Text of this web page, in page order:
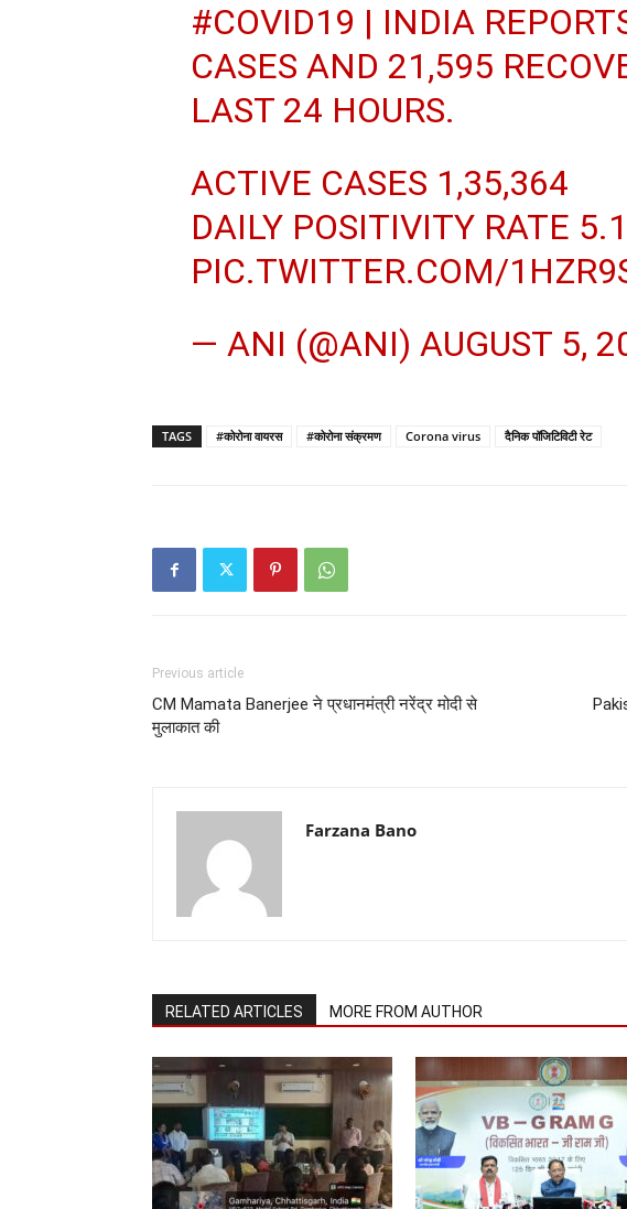
#COVID19 | INDIA
CASES AND 21,595
LAST 24 HOURS.
ACTIVE CASES 1,35,364
DAILY POSITIVITY RATE
PIC.TWITTER.COM/
— ANI (@ANI) AUGUST 5,
TAGS #कोरोना वायरस #कोरोना संक्रमण Corona virus दैनिक पॉजिटिविटी रेट
Previous article
CM Mamata Banerjee ने प्रधानमंत्री नरेंद्र मोदी से
मुलाकात की
Farzana Bano
RELATED ARTICLES MORE FROM AUTHOR